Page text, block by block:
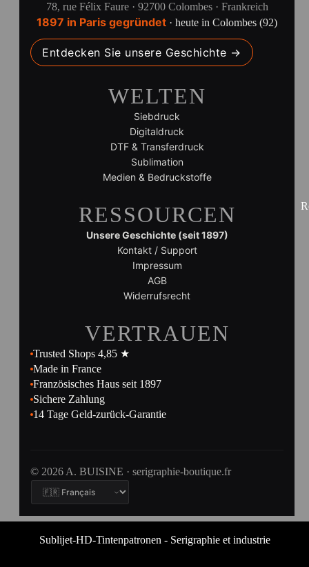
78, rue Félix Faure · 92700 Colombes · Frankreich
1897 in Paris gegründet · heute in Colombes (92)
Entdecken Sie unsere Geschichte →
WELTEN
Siebdruck
Digitaldruck
DTF & Transferdruck
Sublimation
Medien & Bedruckstoffe
RESSOURCEN
Unsere Geschichte (seit 1897)
Kontakt / Support
Impressum
AGB
Widerrufsrecht
VERTRAUEN
Trusted Shops 4,85 ★
Made in France
Französisches Haus seit 1897
Sichere Zahlung
14 Tage Geld-zurück-Garantie
© 2026 A. BUISINE · serigraphie-boutique.fr
Sublijet-HD-Tintenpatronen - Serigraphie et industrie